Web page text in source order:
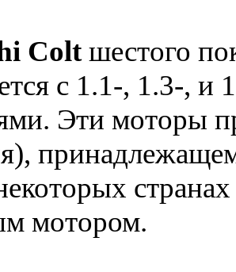
Coltшестого
с 1.1-, 1.3-,
Эти моторы
мотором.